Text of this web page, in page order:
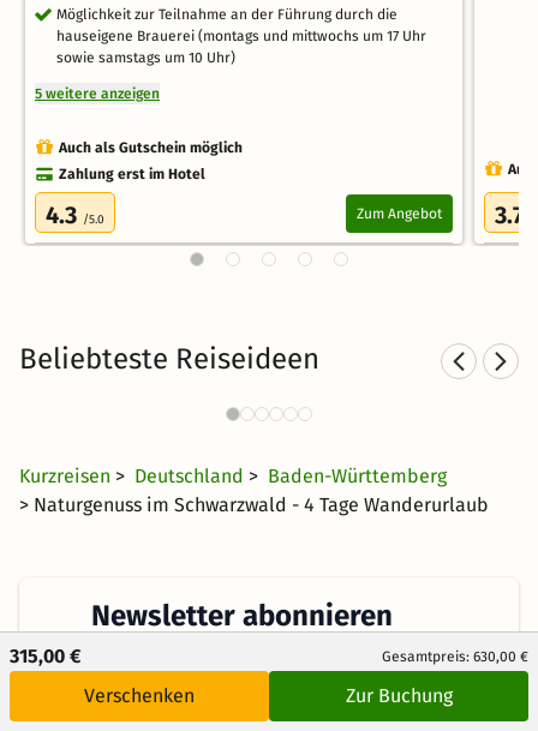
315,00 € Gesamtpreis: 630,00 €
Verschenken Zur Buchung
Möglichkeit zur Teilnahme an der Führung durch die
hauseigene Brauerei (montags und mittwochs um 17 Uhr
sowie samstags um 10 Uhr)
5 weitere anzeigen
Auch als Gutschein möglich
Zahlung erst im Hotel
4.3 /5.0 Zum Angebot 3.7
Beliebteste Reiseideen
Landhotels in Baden-
Kurzreisen > Deutschland > Baden-Württemberg
> Naturgenuss im Schwarzwald - 4 Tage Wanderurlaub
Newsletter abonnieren
Erhalte die besten und neuesten Deals direkt
ins Postfach